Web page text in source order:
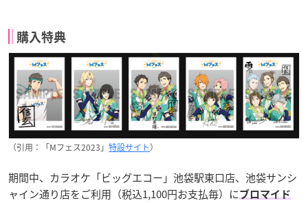
購入特典
（引用：「Mフェス2023」 特設サイト）
期間中、カラオケ「ビッグエコー」池袋駅東口店、池袋サンシ
ャイン通り店をご利用（税込1,100円お支払毎）にブロマイド